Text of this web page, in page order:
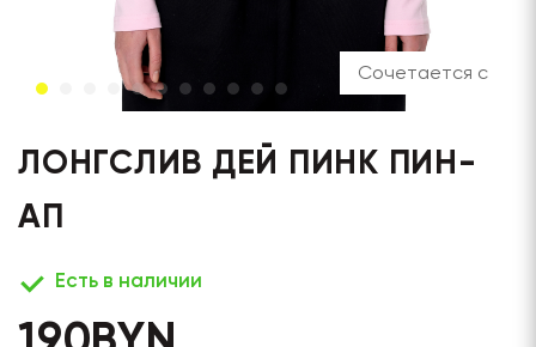
Сочетается с
ЛОНГСЛИВ ДЕЙ ПИНК ПИН-
АП
Есть в наличии